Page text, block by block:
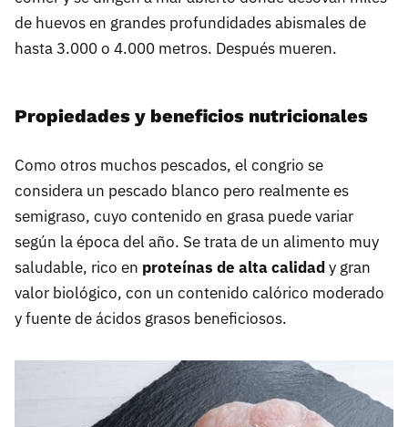
de huevos en grandes profundidades abismales de
hasta 3.000 o 4.000 metros. Después mueren.
Propiedades y beneficios nutricionales
Como otros muchos pescados, el congrio se
considera un pescado blanco pero realmente es
semigraso, cuyo contenido en grasa puede variar
según la época del año. Se trata de un alimento muy
saludable, rico en proteínas de alta calidady gran
valor biológico, con un contenido calórico moderado
y fuente de ácidos grasos beneficiosos.